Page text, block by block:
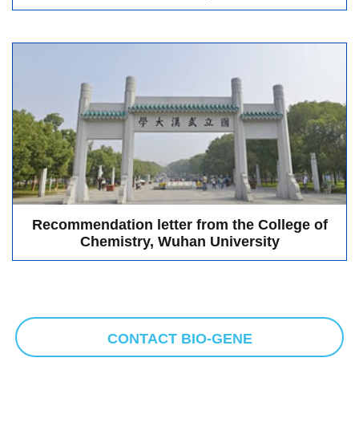
Recommendation letter from the College of
Chemistry, Wuhan University
CONTACT BIO-GENE